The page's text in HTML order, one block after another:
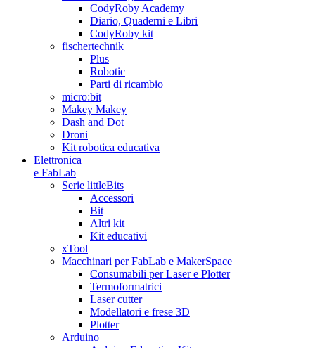
CodyRoby Academy
Diario, Quaderni e Libri
CodyRoby kit
fischertechnik
Plus
Robotic
Parti di ricambio
micro:bit
Makey Makey
Dash and Dot
Droni
Kit robotica educativa
Elettronica
e FabLab
Serie littleBits
Accessori
Bit
Altri kit
Kit educativi
xTool
Macchinari per FabLab e MakerSpace
Consumabili per Laser e Plotter
Termoformatrici
Laser cutter
Modellatori e frese 3D
Plotter
Arduino